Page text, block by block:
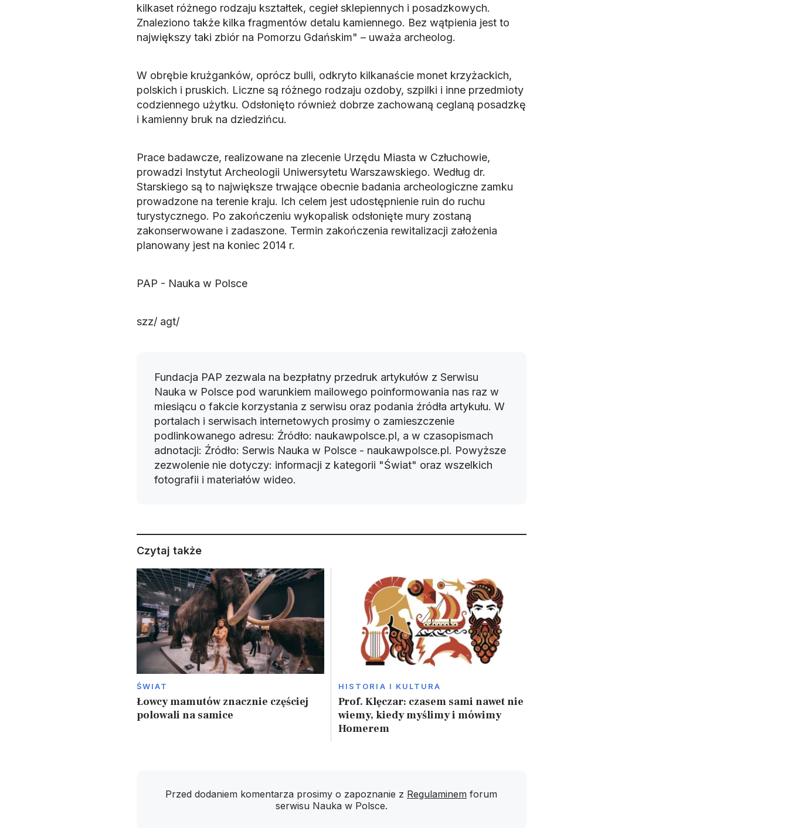
kilkaset różnego rodzaju kształtek, cegieł sklepiennych i posadzkowych.
Znaleziono także kilka fragmentów detalu kamiennego. Bez wątpienia jest to
największy taki zbiór na Pomorzu Gdańskim" – uważa archeolog.
W obrębie krużganków, oprócz bulli, odkryto kilkanaście monet krzyżackich,
polskich i pruskich. Liczne są różnego rodzaju ozdoby, szpilki i inne przedmioty
codziennego użytku. Odsłonięto również dobrze zachowaną ceglaną posadzkę
i kamienny bruk na dziedzińcu.
Prace badawcze, realizowane na zlecenie Urzędu Miasta w Człuchowie,
prowadzi Instytut Archeologii Uniwersytetu Warszawskiego. Według dr.
Starskiego są to największe trwające obecnie badania archeologiczne zamku
prowadzone na terenie kraju. Ich celem jest udostępnienie ruin do ruchu
turystycznego. Po zakończeniu wykopalisk odsłonięte mury zostaną
zakonserwowane i zadaszone. Termin zakończenia rewitalizacji założenia
planowany jest na koniec 2014 r.
PAP - Nauka w Polsce
szz/ agt/
Fundacja PAP zezwala na bezpłatny przedruk artykułów z Serwisu
Nauka w Polsce pod warunkiem mailowego poinformowania nas raz w
miesiącu o fakcie korzystania z serwisu oraz podania źródła artykułu. W
portalach i serwisach internetowych prosimy o zamieszczenie
podlinkowanego adresu: Źródło: naukawpolsce.pl, a w czasopismach
adnotacji: Źródło: Serwis Nauka w Polsce - naukawpolsce.pl. Powyższe
zezwolenie nie dotyczy: informacji z kategorii "Świat" oraz wszelkich
fotografii i materiałów wideo.
Czytaj także
ŚWIAT
Łowcy mamutów znacznie częściej
polowali na samice
HISTORIA I KULTURA
Prof. Klęczar: czasem sami nawet nie
wiemy, kiedy myślimy i mówimy
Homerem
Przed dodaniem komentarza prosimy o zapoznanie z Regulaminem forum
serwisu Nauka w Polsce.